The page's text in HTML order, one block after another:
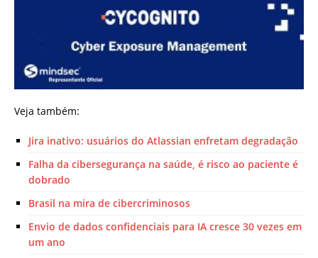
Veja também:
Jira inativo: usuários do Atlassian enfretam degradação
Falha da cibersegurança na saúde, é risco ao paciente é
dobrado
Brasil na mira de cibercriminosos
Envio de dados confidenciais para IA cresce 30 vezes em
um ano